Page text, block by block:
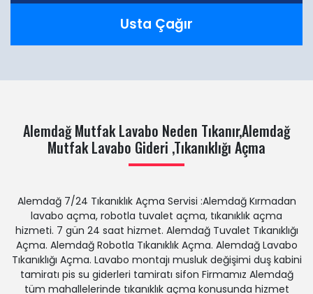
Usta Çağır
Alemdağ Mutfak Lavabo Neden Tıkanır,Alemdağ
Mutfak Lavabo Gideri ,Tıkanıklığı Açma
Alemdağ 7/24 Tıkanıklık Açma Servisi :Alemdağ Kırmadan
lavabo açma, robotla tuvalet açma, tıkanıklık açma
hizmeti. 7 gün 24 saat hizmet. Alemdağ Tuvalet Tıkanıklığı
Açma. Alemdağ Robotla Tıkanıklık Açma. Alemdağ Lavabo
Tıkanıklığı Açma. Lavabo montajı musluk değişimi duş kabini
tamiratı pis su giderleri tamiratı sifon Firmamız Alemdağ
tüm mahallelerinde tıkanıklık açma konusunda hizmet